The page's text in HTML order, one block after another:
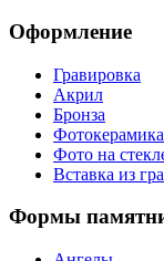
Оформление
Гравировка
Акрил
Бронза
Фотокерамика
Фото на
Вставка из
Формы